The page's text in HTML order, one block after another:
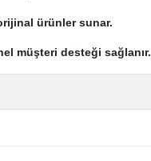
ürünler sunar.
müşteri desteği sağlanır.